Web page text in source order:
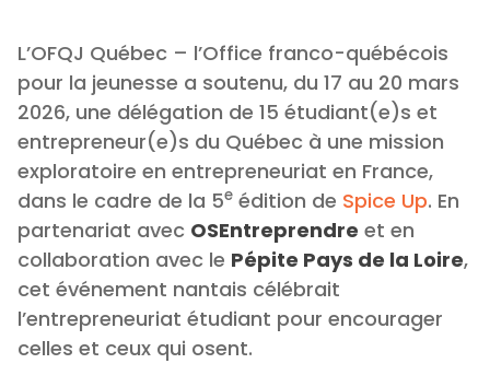
L’OFQJ Québec – l’Office franco-québécois
pour la jeunesse a soutenu, du 17 au 20 mars
2026, une délégation de 15 étudiant(e)s et
entrepreneur(e)s du Québec à une mission
exploratoire en entrepreneuriat en France,
dans le cadre de la 5e édition de Spice Up. En
partenariat avec OSEntreprendre et en
collaboration avec le Pépite Pays de la Loire,
cet événement nantais célébrait
l’entrepreneuriat étudiant pour encourager
celles et ceux qui osent.